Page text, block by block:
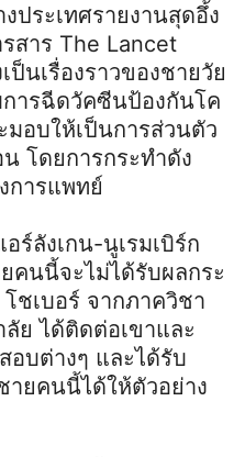
ประเทศรายงานสุดอึ้ง
สาร The Lancet
ป็นเรื่องราวของชายวัย
ารฉีดวัคซีนป้องกันโค
อบให้เป็นการส่วนตัว
โดยการกระทำดัง
การแพทย์
ร์ลังเกน-นูเรมเบิร์ก
คนนี้จะไม่ได้รับผลกระ
ชเบอร์ จากภาควิชา
ย ได้ติดต่อเขาและ
อบต่างๆ และได้รับ
ายคนนี้ได้ให้ตัวอย่าง